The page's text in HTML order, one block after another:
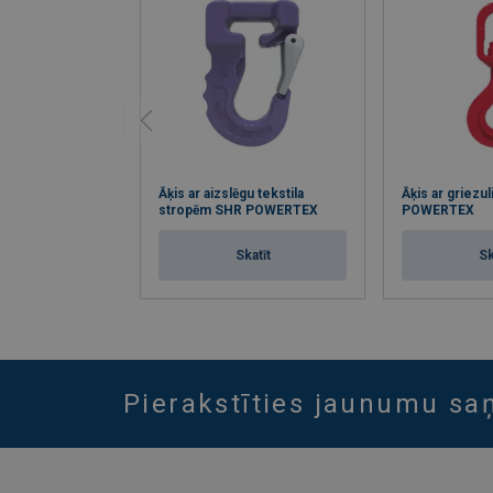
Āķis ar aizslēgu tekstila
stropēm SHR POWERTEX
Skatīt
Āķis ar
POWERTEX
Pierakstīties jaunumu